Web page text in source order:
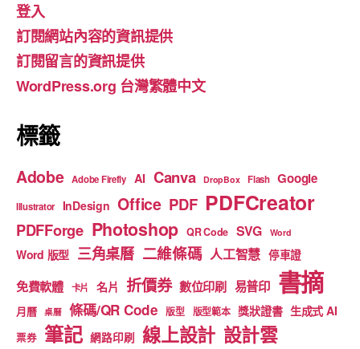
b
o
o
k
a
m
u
b
e
登入
訂閱網站內容的資訊提供
訂閱留言的資訊提供
WordPress.org 台灣繁體中文
標籤
Adobe Adobe Firefly AI Canva DropBox Flash Google
Illustrator InDesign Office PDF PDFCreator
PDFForge Photoshop QR Code SVG Word
Word 版型 三角桌曆 二維條碼 人工智慧 停車證
免費軟體 卡片 名片 折價券 數位印刷 易普印 書摘
月曆 桌曆 條碼/QR Code 版型 版型範本 獎狀證書 生成式 AI
票券 筆記 網路印刷 線上設計 設計雲